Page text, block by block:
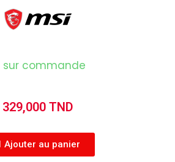
sur commande
329,000 TND
Ajouter au panier